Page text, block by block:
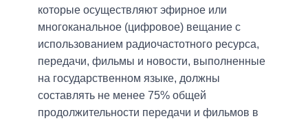
которые осуществляют эфирное или
многоканальное (цифровое) вещание с
использованием радиочастотного ресурса,
передачи, фильмы и новости, выполненные
на государственном языке, должны
составлять не менее 75% общей
продолжительности передачи и фильмов в